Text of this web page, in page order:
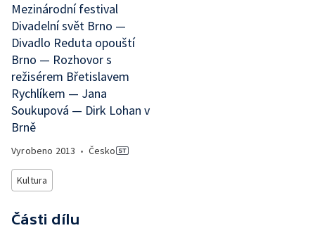
Mezinárodní festival
Divadelní svět Brno —
Divadlo Reduta opouští
Brno — Rozhovor s
režisérem Břetislavem
Rychlíkem — Jana
Soukupová — Dirk Lohan v
Brně
Vyrobeno 2013 • Česko
Kultura
Části dílu